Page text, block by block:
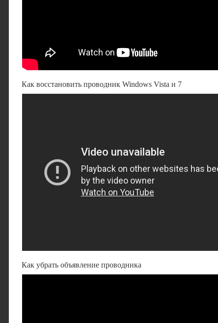
Как восстановить проводник Windows Vista и 7
Как убрать объявление проводника